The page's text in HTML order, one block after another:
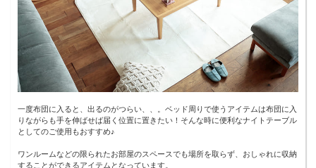
一度布団に入ると、出るのがつらい、、。ベッド周りで使うアイテムは布団に入
りながらも手を伸ばせば届く位置に置きたい！そんな時に便利なナイトテーブル
としてのご使用もおすすめ♪
ワンルームなどの限られたお部屋のスペースでも場所を取らず、おしゃれに収納
することができるアイテムとなっています。